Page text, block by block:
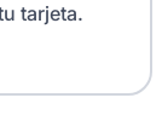
tarjeta.